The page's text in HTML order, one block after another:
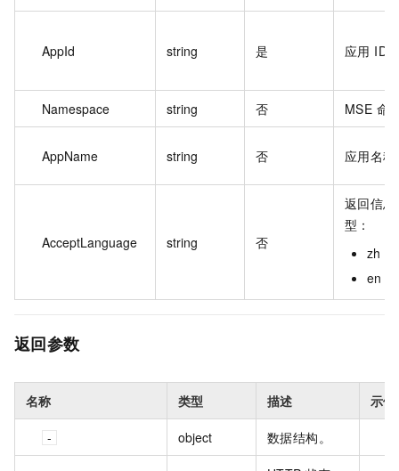
AppId string 是 应用 ID
Namespace string 否 MSE 命
AppName string 否 应用名称
AcceptLanguage string 否
返回信
型：
zh：
en：
返回参数
名称 类型 描述 示例
object 数据结构。